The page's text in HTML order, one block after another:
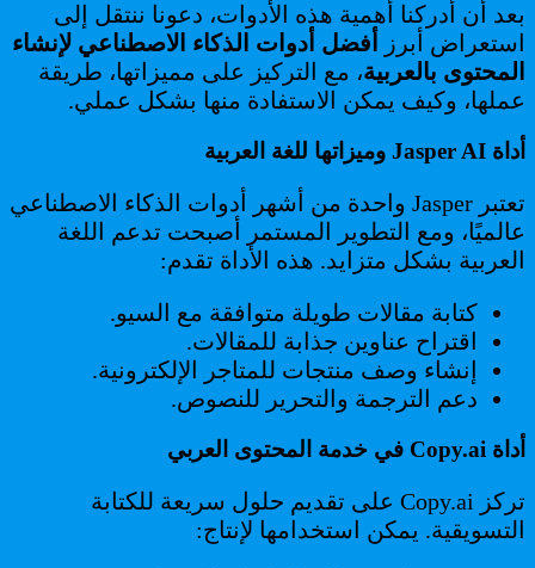
بعد أن أدركنا أهمية هذه الأدوات، دعونا ننتقل إلى
استعراض أبرز
أفضل أدوات الذكاء الاصطناعي لإنشاء
المحتوى بالعربية، مع التركيز على مميزاتها، طريقة
عملها، وكيف يمكن الاستفادة منها بشكل عملي.
أداة Jasper AI وميزاتها للغة العربية
تعتبر Jasper واحدة من أشهر أدوات الذكاء الاصطناعي
عالميًا، ومع التطوير المستمر أصبحت تدعم اللغة
العربية بشكل متزايد. هذه الأداة تقدم:
كتابة مقالات طويلة متوافقة مع السيو.
اقتراح عناوين جذابة للمقالات.
إنشاء وصف منتجات للمتاجر الإلكترونية.
دعم الترجمة والتحرير للنصوص.
أداة Copy.ai في خدمة المحتوى العربي
تركز Copy.ai على تقديم حلول سريعة للكتابة
التسويقية. يمكن استخدامها لإنتاج: